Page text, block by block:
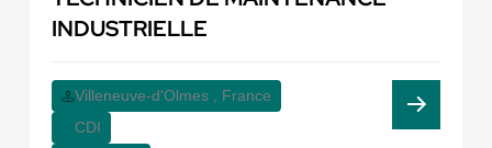
INDUSTRIELLE
Villeneuve-d'Olmes , France
CDI